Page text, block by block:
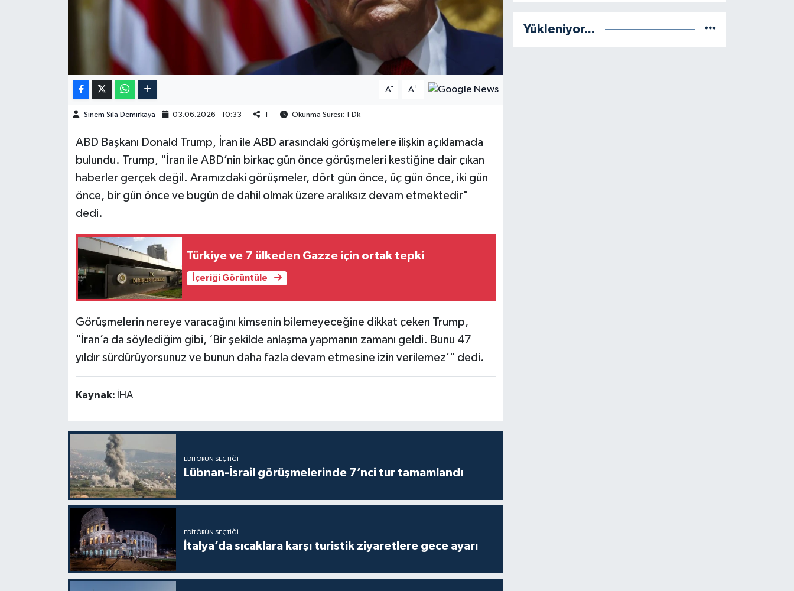
A- A+
Sinem Sıla Demirkaya 03.06.2026 - 10:33 Okunma Süresi: 1 Dk
ABD Başkanı Donald Trump, İran ile ABD arasındaki görüşmelere ilişkin açıklamada
bulundu. Trump, "İran ile ABD’nin birkaç gün önce görüşmeleri kestiğine dair çıkan
haberler gerçek değil. Aramızdaki görüşmeler, dört gün önce, üç gün önce, iki gün
önce, bir gün önce ve bugün de dahil olmak üzere aralıksız devam etmektedir"
dedi.
Türkiye ve 7 ülkeden Gazze için ortak tepki
İçeriği Görüntüle
Görüşmelerin nereye varacağını kimsenin bilemeyeceğine dikkat çeken Trump,
"İran’a da söylediğim gibi, ‘Bir şekilde anlaşma yapmanın zamanı geldi. Bunu 47
yıldır sürdürüyorsunuz ve bunun daha fazla devam etmesine izin verilemez’" dedi.
Kaynak: İHA
EDITÖRÜN SEÇTIĞI
Lübnan-İsrail görüşmelerinde 7’nci tur tamamlandı
EDITÖRÜN SEÇTIĞI
İtalya’da sıcaklara karşı turistik ziyaretlere gece ayarı
Yükleniyor...
Kim kimdir?
Televizyon
Yaşam-Çevre